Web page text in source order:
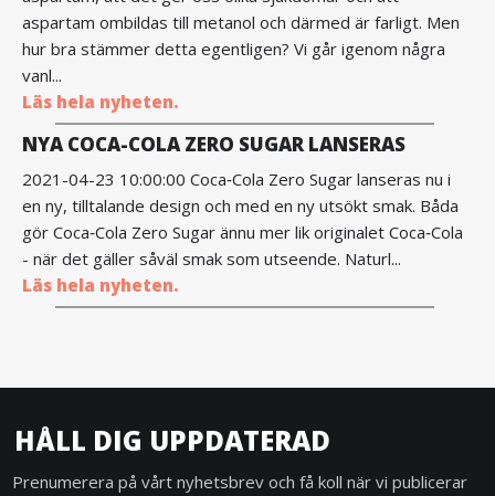
aspartam ombildas till metanol och därmed är farligt. Men
hur bra stämmer detta egentligen? Vi går igenom några
vanl...
Läs hela nyheten.
NYA COCA-COLA ZERO SUGAR LANSERAS
2021-04-23 10:00:00 Coca‑Cola Zero Sugar lanseras nu i
en ny, tilltalande design och med en ny utsökt smak. Båda
gör Coca‑Cola Zero Sugar ännu mer lik originalet Coca‑Cola
- när det gäller såväl smak som utseende. Naturl...
Läs hela nyheten.
HÅLL DIG UPPDATERAD
Prenumerera på vårt nyhetsbrev och få koll när vi publicerar